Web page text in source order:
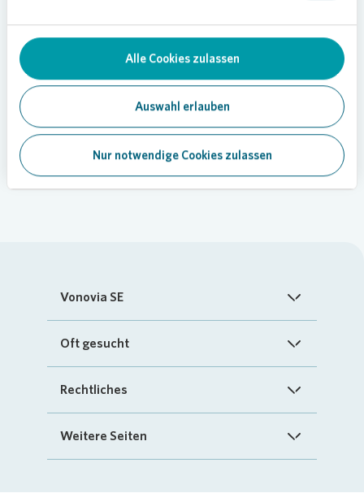
Alle Cookies zulassen
Auswahl erlauben
Nur notwendige Cookies zulassen
Vonovia SE
Startseite
Investoren
Oft gesucht
FAQ
„Mein Vonovia“ App
Rechtliches
Impressum
Weitere Seiten